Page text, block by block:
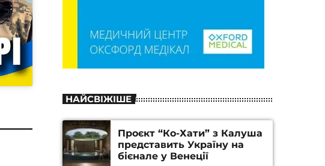
НАЙСВІЖІШЕ
Проєкт “Ко-Хати” з Калуша
представить Україну на
бієнале у Венеції